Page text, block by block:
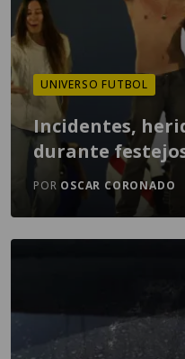
UNIVERSO FUTBOL
Incidentes,
durante
POR OSCAR CORONADO